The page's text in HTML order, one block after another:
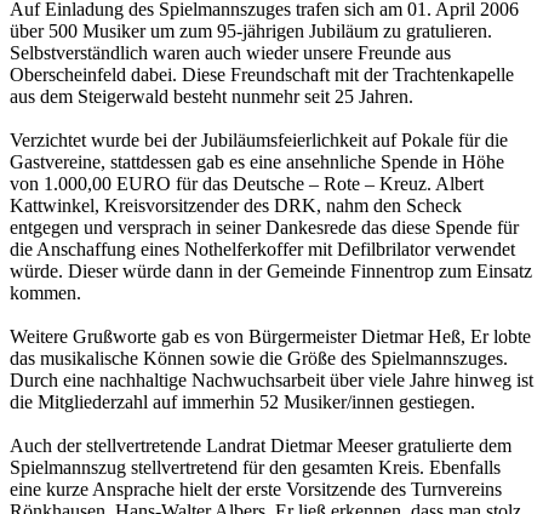
Auf Einladung des Spielmannszuges trafen sich am 01. April 2006
über 500 Musiker um zum 95-jährigen Jubiläum zu gratulieren.
Selbstverständlich waren auch wieder unsere Freunde aus
Oberscheinfeld dabei. Diese Freundschaft mit der Trachtenkapelle
aus dem Steigerwald besteht nunmehr seit 25 Jahren.
Verzichtet wurde bei der Jubiläumsfeierlichkeit auf Pokale für die
Gastvereine, stattdessen gab es eine ansehnliche Spende in Höhe
von 1.000,00 EURO für das Deutsche – Rote – Kreuz. Albert
Kattwinkel, Kreisvorsitzender des DRK, nahm den Scheck
entgegen und versprach in seiner Dankesrede das diese Spende für
die Anschaffung eines Nothelferkoffer mit Defilbrilator verwendet
würde. Dieser würde dann in der Gemeinde Finnentrop zum Einsatz
kommen.
Weitere Grußworte gab es von Bürgermeister Dietmar Heß, Er lobte
das musikalische Können sowie die Größe des Spielmannszuges.
Durch eine nachhaltige Nachwuchsarbeit über viele Jahre hinweg ist
die Mitgliederzahl auf immerhin 52 Musiker/innen gestiegen.
Auch der stellvertretende Landrat Dietmar Meeser gratulierte dem
Spielmannszug stellvertretend für den gesamten Kreis. Ebenfalls
eine kurze Ansprache hielt der erste Vorsitzende des Turnvereins